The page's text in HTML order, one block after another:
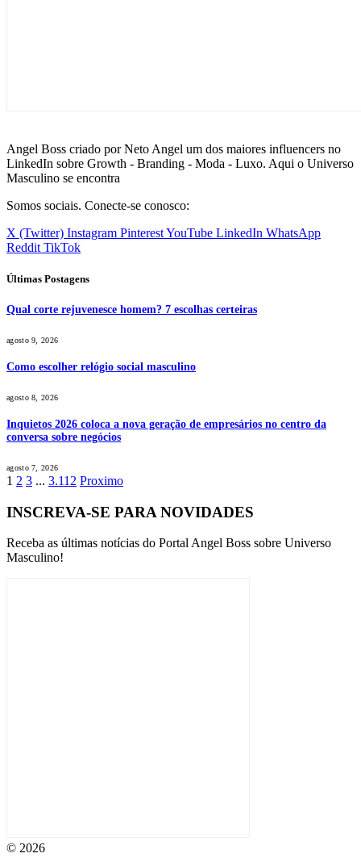
Angel Boss criado por Neto Angel um dos maiores influencers no
LinkedIn sobre Growth - Branding - Moda - Luxo. Aqui o Universo
Masculino se encontra
Somos sociais. Conecte-se conosco:
X (Twitter) Instagram PinterestYouTube LinkedIn WhatsApp
Reddit TikTok
Últimas Postagens
Qual corte rejuvenesce homem? 7 escolhas certeiras
agosto 9, 2026
Como escolher relógio social masculino
agosto 8, 2026
Inquietos 2026 coloca a nova geração de empresários no centro da
conversa sobre negócios
agosto 7, 2026
1 2 3 ... 3.112 Proximo
INSCREVA-SE PARA NOVIDADES
Receba as últimas notícias do Portal Angel Boss sobre Universo
Masculino!
© 2026